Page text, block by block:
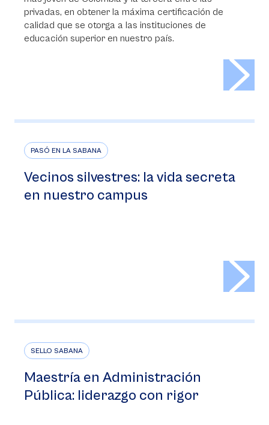
privadas, en obtener la máxima certificación de
calidad que se otorga a las instituciones de
educación superior en nuestro país.
PASÓ EN LA SABANA
Vecinos silvestres: la vida secreta
en nuestro campus
SELLO SABANA
Maestría en Administración
Pública: liderazgo con rigor